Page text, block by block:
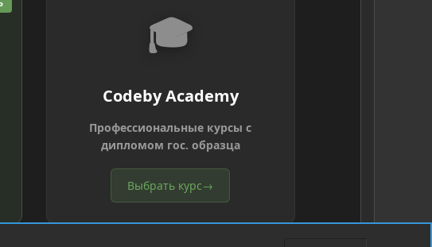
🎓
Codeby Academy
Профессиональные курсы с
дипломом гос. образца
Выбрать курс→